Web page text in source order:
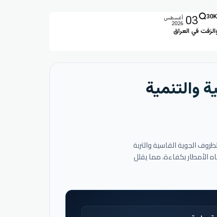
في العراق
30K
03 أغسطس
2026
والتنمية
الجوية القاسية والتربة
الأمطار بكفاءة، مما يقلل